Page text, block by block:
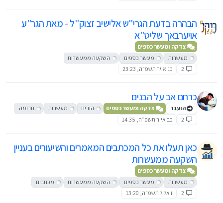
הבהרה בדעת הגרי"ש אלישיב זצוק"ל - מאת הגר"ע
אויערבאך שליט"א
צדקה ומעשר כספים
מעשרות
מעשר כספים
השקעה ממעשרות
2
כג אייר תשפ״ה, 23:23
כרחם אב על הבנים
הועבר צדקה ומעשר כספים הורים מעשרות
תרומה
2
כב אייר תשפ״ה, 14:35
כאן תעלו את כל המכתבים המאמרים והשיעורים בעניין
השקעה ממעשרות
צדקה ומעשר כספים
מעשרות
מעשר כספים השקעה ממעשרות
מכתבים
2
ז אלול תשפ״ה, 13:20